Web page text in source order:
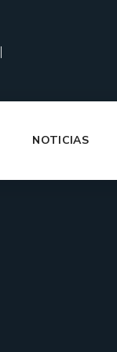
|
NOTICIAS